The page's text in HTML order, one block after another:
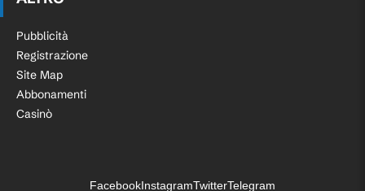
Pubblicità
Registrazione
Site Map
Abbonamenti
Casinò
FacebookInstagramTwitterTelegram